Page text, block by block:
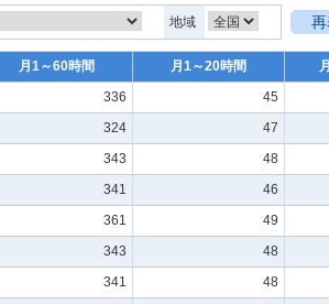
地域
月1～60時間 月1～20時間
336 45
324 47
343 48
341 46
361 49
343 48
341 48